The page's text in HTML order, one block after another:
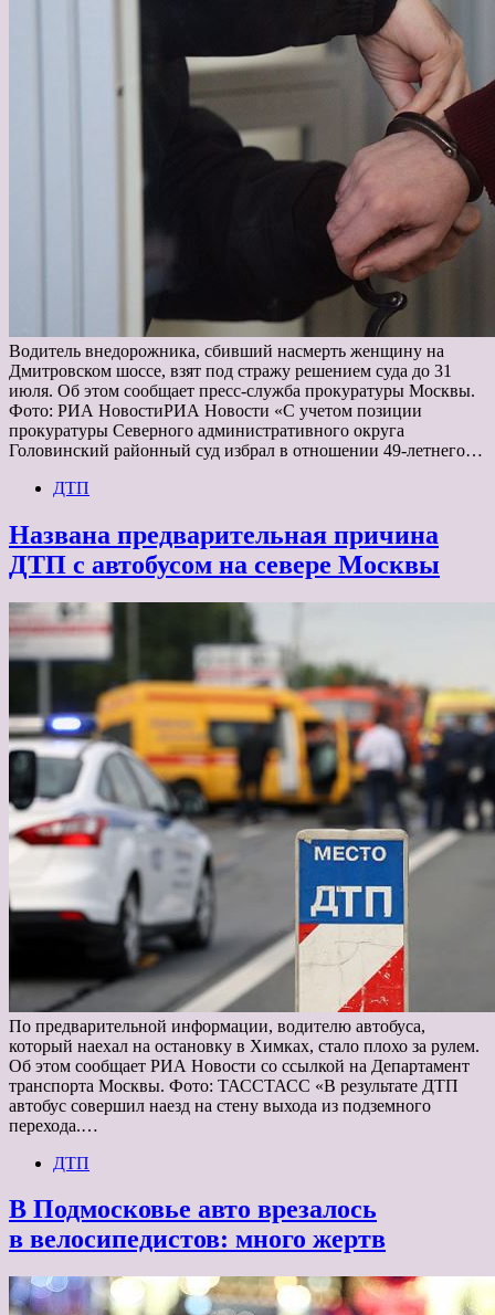
Водитель внедорожника, сбивший насмерть женщину на
Дмитровском шоссе, взят под стражу решением суда до 31
июля. Об этом сообщает пресс-служба прокуратуры Москвы.
Фото: РИА НовостиРИА Новости «С учетом позиции
прокуратуры Северного административного округа
Головинский районный суд избрал в отношении 49-летнего…
ДТП
Названа предварительная причина
ДТП с автобусом на севере Москвы
По предварительной информации, водителю автобуса,
который наехал на остановку в Химках, стало плохо за рулем.
Об этом сообщает РИА Новости со ссылкой на Департамент
транспорта Москвы. Фото: ТАССТАСС «В результате ДТП
автобус совершил наезд на стену выхода из подземного
перехода.…
ДТП
В Подмосковье авто врезалось
в велосипедистов: много жертв